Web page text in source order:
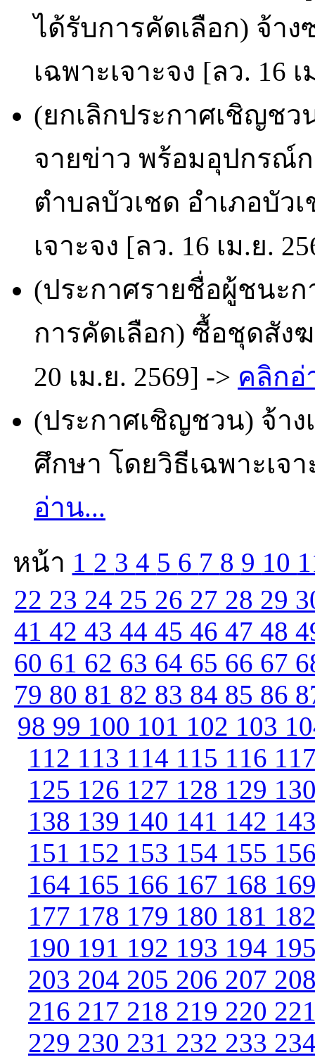
ได้รับการคัดเลือก) จ้า
เฉพาะเจาะจง [ลว. 16
(ยกเลิกประกาศเชิญชว
จายข่าว พร้อมอุปกรณ์
ตำบลบัวเชด อำเภอบัว
เจาะจง [ลว. 16 เม.ย.
(ประกาศรายชื่อผู้ชนะก
การคัดเลือก) ซื้อชุดสัง
20 เม.ย. 2569] -> คลิกอ่
(ประกาศเชิญชวน) จ้า
ศึกษา โดยวิธีเฉพาะเจา
อ่าน...
หน้า 1 2 3 4 5 6 7 8 9 10
22 23 24 25 26 27 28 29
41 42 43 44 45 46 47 48
60 61 62 63 64 65 66 67
79 80 81 82 83 84 85 86
98 99 100 101 102 103
112 113 114 115 116
125 126 127 128 129
138 139 140 141 142
151 152 153 154 155
164 165 166 167 168
177 178 179 180 181
190 191 192 193 194
203 204 205 206 207
216 217 218 219 220
229 230 231 232 233